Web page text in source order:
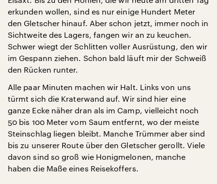
erkunden wollen, sind es nur einige Hundert Meter
den Gletscher hinauf. Aber schon jetzt, immer noch in
Sichtweite des Lagers, fangen wir an zu keuchen.
Schwer wiegt der Schlitten voller Ausrüstung, den wir
im Gespann ziehen. Schon bald läuft mir der Schweiß
den Rücken runter.
Alle paar Minuten machen wir Halt. Links von uns
türmt sich die Kraterwand auf. Wir sind hier eine
ganze Ecke näher dran als im Camp, vielleicht noch
50 bis 100 Meter vom Saum entfernt, wo der meiste
Steinschlag liegen bleibt. Manche Trümmer aber sind
bis zu unserer Route über den Gletscher gerollt. Viele
davon sind so groß wie Honigmelonen, manche
haben die Maße eines Reisekoffers.